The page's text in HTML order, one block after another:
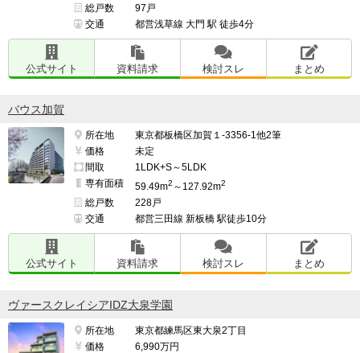
総戸数
97戸
交通
都営浅草線 大門 駅 徒歩4分
公式サイト 資料請求 検討スレ まとめ
バウス加賀
所在地
東京都板橋区加賀１-3356-1他2筆
価格
未定
間取
1LDK+S～5LDK
専有面積
59.49m2 ～127.92m2
総戸数
228戸
交通
都営三田線 新板橋 駅徒歩10分
公式サイト 資料請求 検討スレ まとめ
ヴァースクレイシアIDZ大泉学園
所在地
東京都練馬区東大泉2丁目
価格
6,990万円